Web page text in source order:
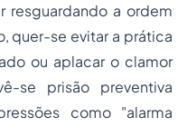
resguardando a ordem
quer-se evitar a prática
ou aplacar o clamor
se prisão preventiva
como "alarma